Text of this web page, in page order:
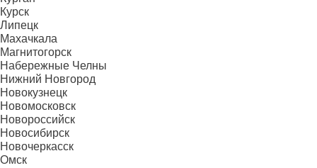
Курск
Липецк
Махачкала
Магнитогорск
Набережные Челны
Нижний Новгород
Новокузнецк
Новомосковск
Новороссийск
Новосибирск
Новочеркасск
Омск